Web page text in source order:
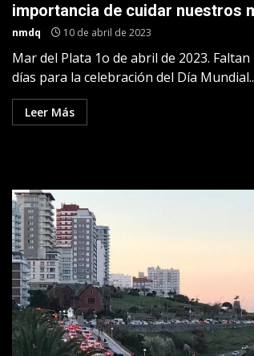
importancia de cuidar nuestros
nmdq 10 de abril de 2023
Mar del Plata 1o de abril de 2023. Faltan
días para la celebración del Día
Leer Más